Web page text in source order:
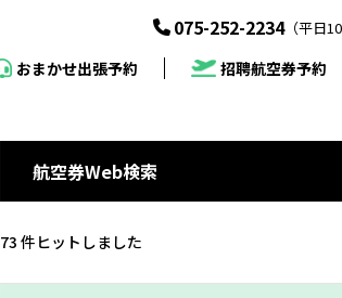
075-252-2234（平日
おまかせ出張予約
招聘航空券予約
航空券Web検索
73 件ヒットしました